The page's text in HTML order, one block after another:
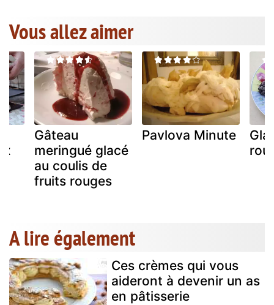
Vous allez aimer
Gâteau
meringué glacé
au coulis de
fruits rouges
Pavlova Minute
A lire également
Ces crèmes qui vous
aideront à devenir un as
en pâtisserie